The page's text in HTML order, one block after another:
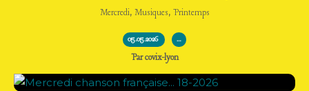
Mercredi, Musiques, Printemps
05.05.2026 …
Par covix-lyon